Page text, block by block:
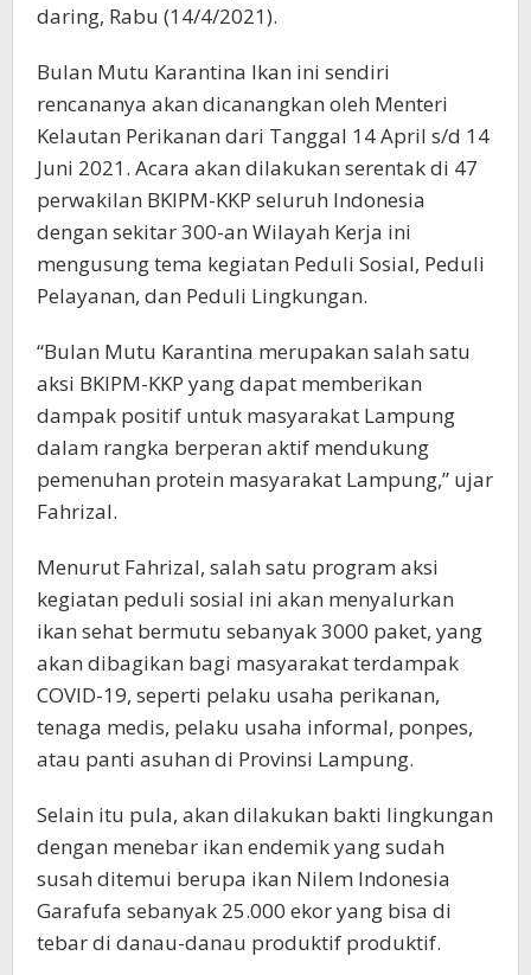
daring, Rabu (14/4/2021).
Bulan Mutu Karantina Ikan ini sendiri
rencananya akan dicanangkan oleh Menteri
Kelautan Perikanan dari Tanggal 14 April s/d 14
Juni 2021. Acara akan dilakukan serentak di 47
perwakilan BKIPM-KKP seluruh Indonesia
dengan sekitar 300-an Wilayah Kerja ini
mengusung tema kegiatan Peduli Sosial, Peduli
Pelayanan, dan Peduli Lingkungan.
“Bulan Mutu Karantina merupakan salah satu
aksi BKIPM-KKP yang dapat memberikan
dampak positif untuk masyarakat Lampung
dalam rangka berperan aktif mendukung
pemenuhan protein masyarakat Lampung,” ujar
Fahrizal.
Menurut Fahrizal, salah satu program aksi
kegiatan peduli sosial ini akan menyalurkan
ikan sehat bermutu sebanyak 3000 paket, yang
akan dibagikan bagi masyarakat terdampak
COVID-19, seperti pelaku usaha perikanan,
tenaga medis, pelaku usaha informal, ponpes,
atau panti asuhan di Provinsi Lampung.
Selain itu pula, akan dilakukan bakti lingkungan
dengan menebar ikan endemik yang sudah
susah ditemui berupa ikan Nilem Indonesia
Garafufa sebanyak 25.000 ekor yang bisa di
tebar di danau-danau produktif produktif.